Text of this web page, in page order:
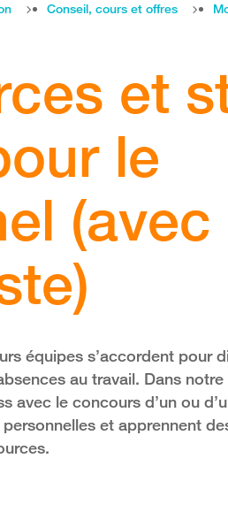
Conseil, cours et offres
et
le
(avec
équipes s’accordent pour
au travail. Dans
avec le concours d’un ou
et apprennent